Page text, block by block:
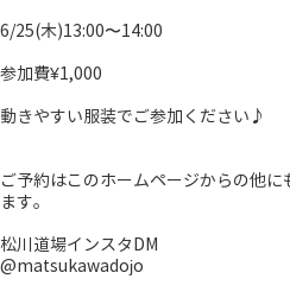
6/25(木)13:00〜14:00
参加費¥1,000
動きやすい服装でご参加ください♪
ご予約はこのホームページからの他
ます。
松川道場インスタDM
@matsukawadojo